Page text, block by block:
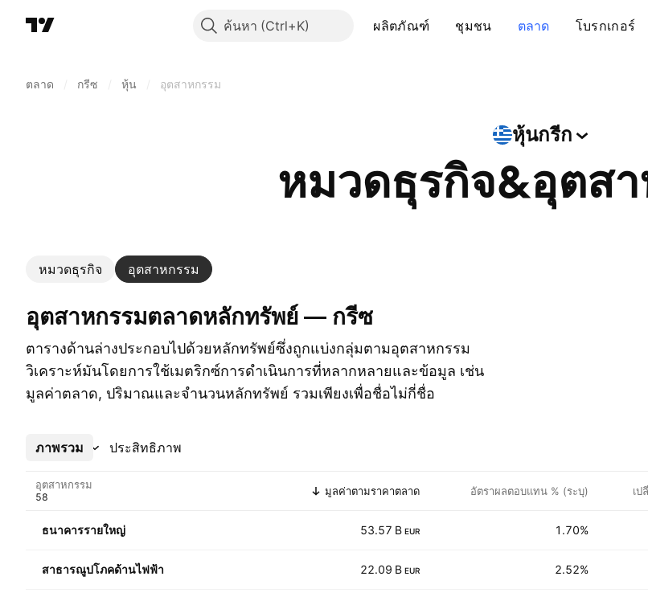
ค้นหา ผลิตภัณฑ์ ชุมชน ตลาด โบรกเกอร์
ตลาด กรีซ หุ้น อุตสาหกรรม
หุ้นกรีก
หมวดธุรกิจ&อุตส
หมวดธุรกิจ อุตสาหกรรม
อุตสาหกรรมตลาดหลักทรัพย์ — กรีซ
ตารางด้านล่างประกอบไปด้วยหลักทรัพย์ซึ่งถูกแบ่งกลุ่มตามอุตสาหกรรม
วิเคราะห์มันโดยการใช้เมตริกซ์การดำเนินการที่หลากหลายและข้อมูล เช่น
มูลค่าตลาด, ปริมาณและจำนวนหลักทรัพย์ รวมเพียงเพื่อชื่อไม่กี่ชื่อ
ภาพรวม ประสิทธิภาพ
เพิ่มเติม
อุตสาหกรรม มูลค่าตามราคาตลาด อัตราผลตอบแทน % (ระบุ) เป
ธนาคารรายใหญ่ 53.57 B EUR 1.70%
สาธารณูปโภคด้านไฟฟ้า 22.09 B EUR 2.52%